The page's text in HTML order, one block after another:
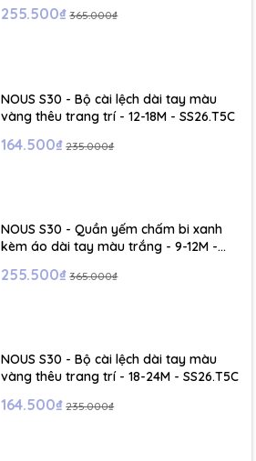
255.500₫ 365.000₫
NOUS S30 - Bộ cài lệch dài tay màu
vàng thêu trang trí - 12-18M - SS26.T5C
164.500₫ 235.000₫
NOUS S30 - Quần yếm chấm bi xanh
kèm áo dài tay màu trắng - 9-12M -
255.500₫ 365.000₫
NOUS S30 - Bộ cài lệch dài tay màu
vàng thêu trang trí - 18-24M - SS26.T5C
164.500₫ 235.000₫